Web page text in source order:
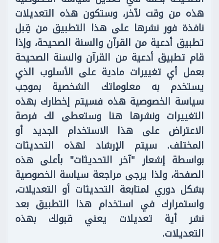
هذه من وقت لآخر، وستكون هذه التعديلات
نافذة فور نشرها على هذا التطبيق من قِبل
تطبيق أدعية من القرآن والسنة الصحيحة، وإذا
قام تطبيق أدعية من القرآن والسنة الصحيحة
بعمل أي تغييرات مادية على الأسلوب الذي
يستخدم به معلوماتك الشخصية بموجب
سياسة الخصوصية هذه فسيتم إخطارك بهذه
التغييرات ونشرها هنا وستعطى لك فرصة
الاعتراض على هذا الاستخدام الجديد أو
المختلف. سيتم الإرشاد لهذه التحديثات
بواسطة إشعار "آخر التحديثات" بأعلى هذه
الصفحة، ولذا يرجى مراجعة سياسة الخصوصية
بشكل دوري لمتابعة التحديثات أو التعديلات،
واستمرارك في استخدام هذا التطبيق بعد
نشر أية تعديلات يعني قبولك بهذه
التعديلات.